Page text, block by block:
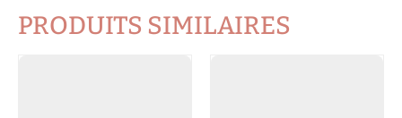
PRODUITS SIMILAIRES